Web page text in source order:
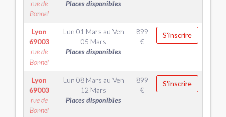
rue de
Bonnel
Places disponibles
Lyon
69003
rue de
Bonnel
Lun 01 Mars au Ven
05 Mars
Places disponibles
899
€
S'inscrire
Lyon
69003
rue de
Bonnel
Lun 08 Mars au Ven
12 Mars
Places disponibles
899
€
S'inscrire